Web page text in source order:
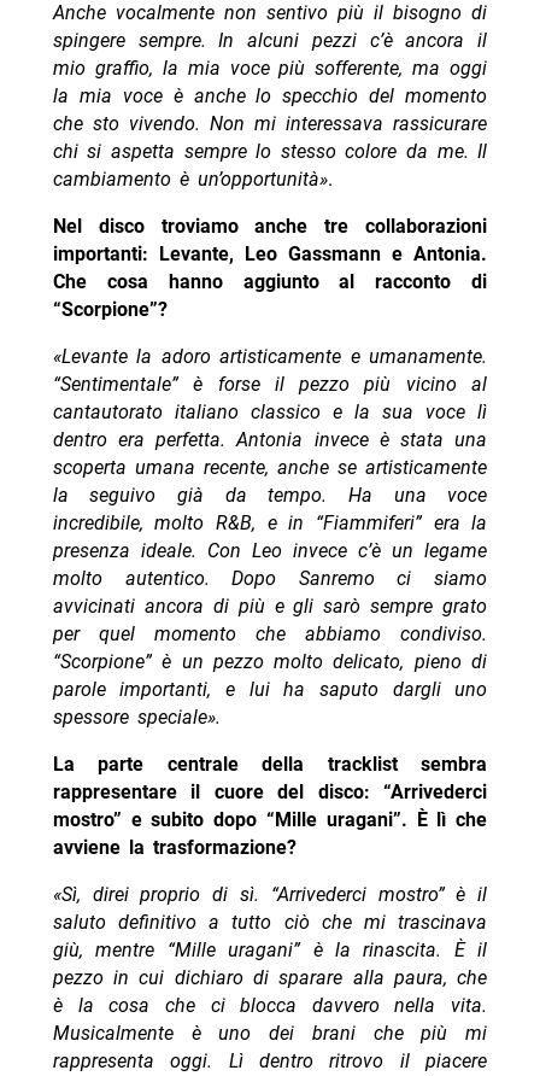
Anche vocalmente non sentivo più il bisogno di
spingere sempre. In alcuni pezzi c’è ancora il
mio graffio, la mia voce più sofferente, ma oggi
la mia voce è anche lo specchio del momento
che sto vivendo. Non mi interessava rassicurare
chi si aspetta sempre lo stesso colore da me. Il
cambiamento è un’opportunità».
Nel disco troviamo anche tre collaborazioni
importanti: Levante, Leo Gassmann e Antonia.
Che cosa hanno aggiunto al racconto di
“Scorpione”?
«Levante la adoro artisticamente e umanamente.
“Sentimentale” è forse il pezzo più vicino al
cantautorato italiano classico e la sua voce lì
dentro era perfetta. Antonia invece è stata una
scoperta umana recente, anche se artisticamente
la seguivo già da tempo. Ha una voce
incredibile, molto R&B, e in “Fiammiferi” era la
presenza ideale. Con Leo invece c’è un legame
molto autentico. Dopo Sanremo ci siamo
avvicinati ancora di più e gli sarò sempre grato
per quel momento che abbiamo condiviso.
“Scorpione” è un pezzo molto delicato, pieno di
parole importanti, e lui ha saputo dargli uno
spessore speciale».
La parte centrale della tracklist sembra
rappresentare il cuore del disco: “Arrivederci
mostro” e subito dopo “Mille uragani”. È lì che
avviene la trasformazione?
«Sì, direi proprio di sì. “Arrivederci mostro” è il
saluto definitivo a tutto ciò che mi trascinava
giù, mentre “Mille uragani” è la rinascita. È il
pezzo in cui dichiaro di sparare alla paura, che
è la cosa che ci blocca davvero nella vita.
Musicalmente è uno dei brani che più mi
rappresenta oggi. Lì dentro ritrovo il piacere